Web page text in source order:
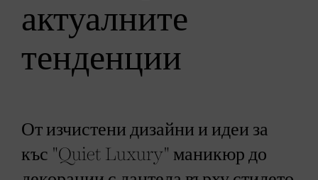
актуалните
тенденции
От изчистени дизайни и идеи за
къс "Quiet Luxury" маникюр до